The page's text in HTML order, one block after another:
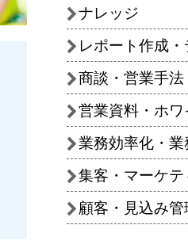
ナレッジ
レポート作成
商談・営業手法
営業資料・ホ
業務効率化・業
集客・マーケテ
顧客・見込み管